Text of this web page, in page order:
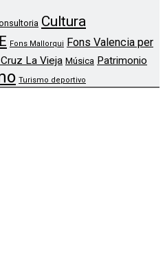
Cultura
Fons Mallorqui
Fons Valencia per
La Vieja Música Patrimonio
Turismo deportivo